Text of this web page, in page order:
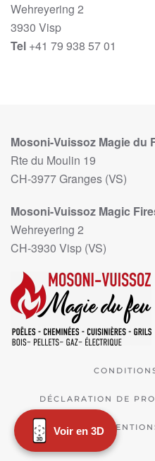
Wehreyering 2
3930 Visp
Tel +41 79 938 57 01
Mosoni-Vuissoz Magie du
Rte du Moulin 19
CH-3977 Granges (VS)
Mosoni-Vuissoz Magic
Wehreyering 2
CH-3930 Visp (VS)
DÉCLARATION DE
Voir en 3D